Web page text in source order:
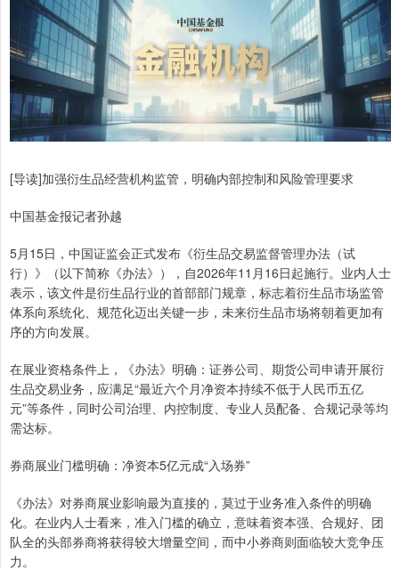
[导读]加强衍生品经营机构监管，明确内部控制和风险管理要求
中国基金报记者孙越
5月15日，中国证监会正式发布《衍生品交易监督管理办法（试
行）》（以下简称《办法》），自2026年11月16日起施行。业内人士
表示，该文件是衍生品行业的首部部门规章，标志着衍生品市场监管
体系向系统化、规范化迈出关键一步，未来衍生品市场将朝着更加有
序的方向发展。
在展业资格条件上，《办法》明确：证券公司、期货公司申请开展衍
生品交易业务，应满足“最近六个月净资本持续不低于人民币五亿
元”等条件，同时公司治理、内控制度、专业人员配备、合规记录等均
需达标。
券商展业门槛明确：净资本5亿元成“入场券”
《办法》对券商展业影响最为直接的，莫过于业务准入条件的明确
化。在业内人士看来，准入门槛的确立，意味着资本强、合规好、团
队全的头部券商将获得较大增量空间，而中小券商则面临较大竞争压
力。